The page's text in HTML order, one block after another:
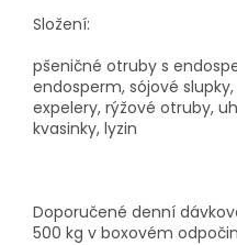
Složení:
pšeničné otruby s
endosperm, sójové
expelery, rýžové otruby,
kvasinky, lyzin
Doporučené denní
500 kg v boxovém